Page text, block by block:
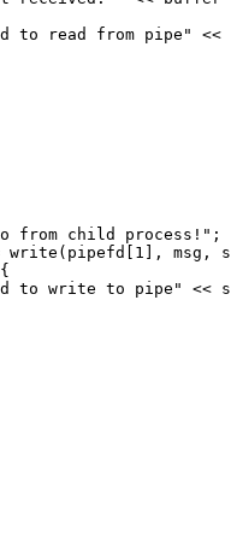
to read from pipe" <<
from child process!";
msg,
to write to pipe" <<